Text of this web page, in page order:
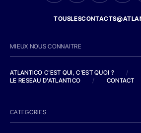
MIEUX NOUS CONNAITRE
ATLANTICO C'EST QUI, C'EST QUOI ?
/
LE RESEAU D'ATLANTICO
/ CONTACT
CATEGORIES